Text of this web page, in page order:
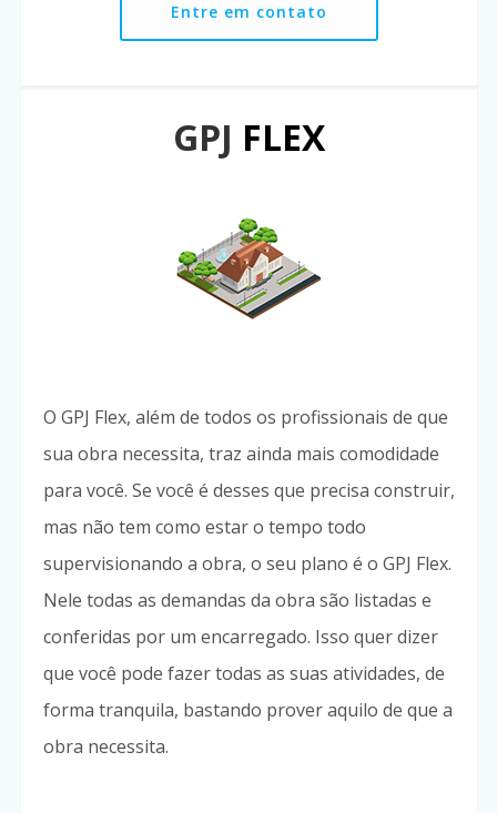
Entre em contato
GPJ FLEX
O GPJ Flex, além de todos os profissionais de que
sua obra necessita, traz ainda mais comodidade
para você. Se você é desses que precisa construir,
mas não tem como estar o tempo todo
supervisionando a obra, o seu plano é o GPJ Flex.
Nele todas as demandas da obra são listadas e
conferidas por um encarregado. Isso quer dizer
que você pode fazer todas as suas atividades, de
forma tranquila, bastando prover aquilo de que a
obra necessita.